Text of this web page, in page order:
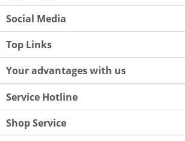
Social Media
Top Links
Your advantages with us
Service Hotline
Shop Service